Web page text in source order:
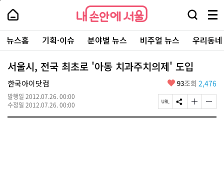
본
로
가
내
손
안
에
서
울
-
서
울
시
대
표
소
내
손
에
울
검
창
열
기
메
뉴
전
체
보
주
요
서
뉴스홈 기획·이슈 분야별 뉴스 비주얼 뉴스 우리동
서울시, 전국 최초로 '아동 치과주치의제' 도입
한국아이닷컴
발행일 2012.07.26. 00:00
수정일 2012.07.26. 00:00
좋
요
93조회 2,476
페
이
S
N
글
자
글
자
페
상
단
로